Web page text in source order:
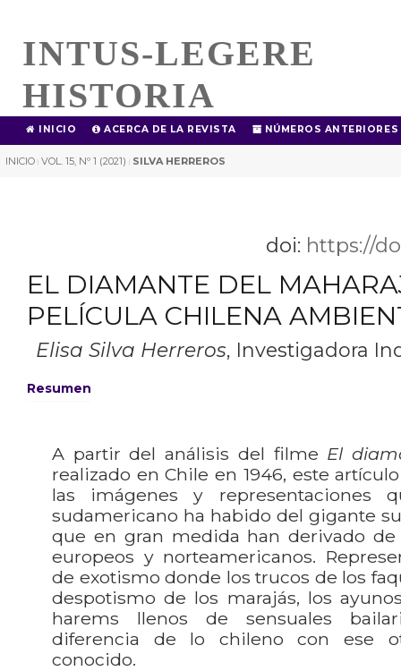
INTUS-LEGERE
HISTORIA
INICIO ACERCA DE LA REVISTA NÚMEROS ANTERIORES
INICIO | VOL. 15, Nº 1 (2021) | SILVA HERREROS
doi: https://
EL DIAMANTE DEL
PELÍCULA CHILENA
Elisa Silva Herreros, Investigadora
Resumen
A partir del análisis del filme El
realizado en Chile en 1946, este
las imágenes y representaciones
sudamericano ha habido del gigante
que en gran medida han derivado
europeos y norteamericanos.
de exotismo donde los trucos de los
despotismo de los marajás, los
harems llenos de sensuales
diferencia de lo chileno con ese
conocido.